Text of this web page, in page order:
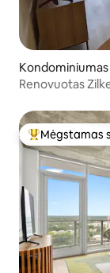
Renovuotas
Svečių
Mėgstamas